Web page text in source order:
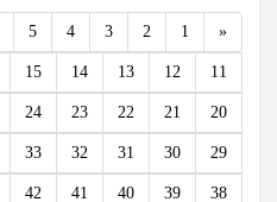
«
Previous
1
2
3
4
5
11
12
13
14
15
20
21
22
23
24
29
30
31
32
33
38
39
40
41
42